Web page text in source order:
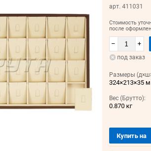
арт. 411031
Стоимость
после
– +
под заказ
Размеры
324×213×35
Вес (Брутто):
0.870 кг
Купить на